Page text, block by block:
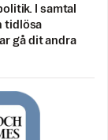
I samtal
tidlösa
gå dit andra